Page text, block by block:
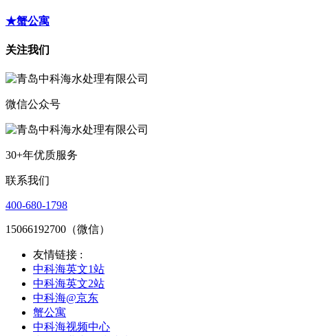
★蟹公寓
关注我们
微信公众号
30+年优质服务
联系我们
400-680-1798
15066192700（微信）
友情链接 :
中科海英文1站
中科海英文2站
中科海@京东
蟹公寓
中科海视频中心